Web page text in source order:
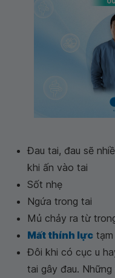
Đau tai, đau sẽ
khi ấn vào tai
Sốt nhẹ
Ngứa trong tai
Mủ chảy ra từ
Mất thính lực
Đôi khi có cục u
tai gây đau.